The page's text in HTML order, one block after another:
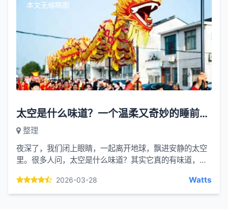
本文无缩略图
太空是什么味道？一个温柔又奇妙的睡前故事
整理
夜深了，我们闭上眼睛，一起离开地球，飘进安静的太空
里。很多人问，太空是什么味道？其实它真的有味道，只
舱里出来，做...2026-03-28 Watts